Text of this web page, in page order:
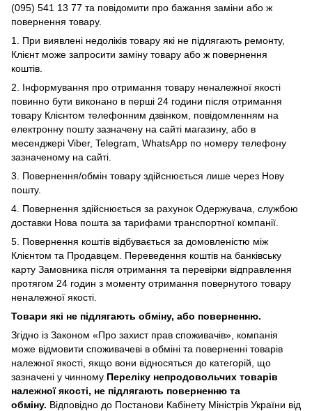
(095) 541 13 77 та повідомити про бажання заміни або ж
повернення товару.
1.
При виявлені недоліків товару які не підлягають ремонту,
Клієнт може запросити заміну товару або ж повернення
коштів.
2. Інформування про отримання товару неналежної якості
повинно бути виконано в перші 24 години після отримання
товару Клієнтом телефонним дзвінком, повідомленням на
електронну пошту зазначену на сайті магазину, або в
месенджері Viber, Telegram, WhatsApp по номеру телефону
зазначеному на сайті.
3. Повернення/обмін товару здійснюється лише через Нову
пошту.
4. Повернення здійснюється за рахунок Одержувача, службою
доставки Нова пошта за тарифами транспортної компанії.
5. Повернення коштів відбувається за домовленістю між
Клієнтом та Продавцем. Переведення коштів на банківську
карту Замовника після отримання та перевірки відправлення
протягом 24 годин з моменту отримання повернутого товару
неналежної якості.
Товари які не підлягають обміну, або поверненню.
Згідно із Законом «Про захист прав споживачів» , компанія
може відмовити споживачеві в обміні та поверненні товарів
належної якості, якщо вони відносяться до категорій, що
зазначені у чинному Переліку непродовольчих товарів
належної якості, не підлягають поверненню та
обміну. Відповідно до Постанови Кабінету Міністрів України від